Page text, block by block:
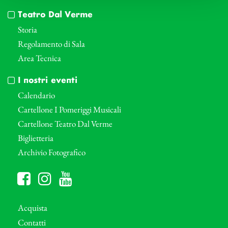
Teatro Dal Verme
Storia
Regolamento di Sala
Area Tecnica
I nostri eventi
Calendario
Cartellone I Pomeriggi Musicali
Cartellone Teatro Dal Verme
Biglietteria
Archivio Fotografico
Acquista
Contatti